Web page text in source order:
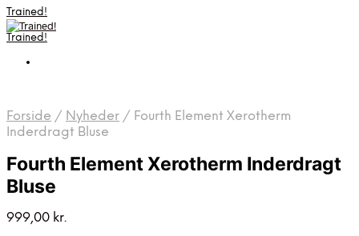
Trained!
Trained!
Forside / Nyheder / Fourth Element Xerotherm
Inderdragt Bluse
Fourth Element Xerotherm Inderdragt
Bluse
999,00 kr.